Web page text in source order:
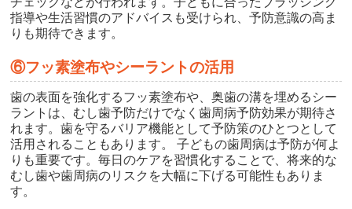
指導や生活習慣のアドバイスも受けられ、予防意識の高ま
りも期待できます。
⑥フッ素塗布やシーラントの活用
歯の表面を強化するフッ素塗布や、奥歯の溝を埋めるシー
ラントは、むし歯予防だけでなく歯周病予防効果が期待さ
れます。歯を守るバリア機能として予防策のひとつとして
活用されることもあります。 子どもの歯周病は予防が何よ
りも重要です。毎日のケアを習慣化することで、将来的な
むし歯や歯周病のリスクを大幅に下げる可能性もありま
す。